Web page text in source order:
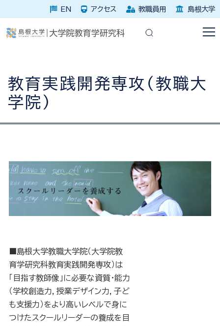
EN アクセス 教職員用 島根大学
教育実践開発専攻（教職大
学院）
■島根大学教職大学院（大学院教
育学研究科教育実践開発専攻）は
「目指す教師像」に必要な資質・能力
（学校創造力，授業デザイン力，子ど
も支援力）をより高いレベルで身に
つけたスクールリーダーの養成を目